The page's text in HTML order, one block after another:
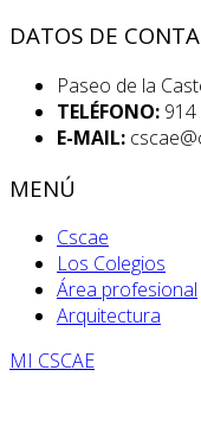
DATOS DE
Paseo de la
TELÉFONO:
E-MAIL:
MENÚ
Cscae
Los Colegios
Área profesional
Arquitectura
MI CSCAE